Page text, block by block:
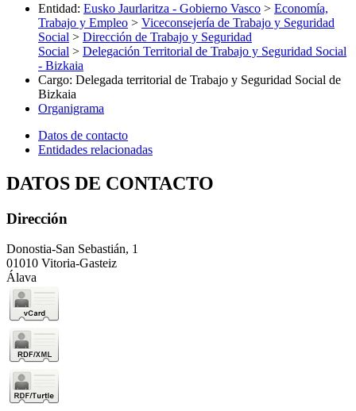
Entidad: Eusko Jaurlaritza - Gobierno Vasco > Economía,
Trabajo y Empleo > Viceconsejería de Trabajo y Seguridad
Social > Dirección de Trabajo y Seguridad
Social > Delegación Territorial de Trabajo y Seguridad Social
- Bizkaia
Cargo: Delegada territorial de Trabajo y Seguridad Social de
Bizkaia
Organigrama
Datos de contacto
Entidades relacionadas
DATOS DE CONTACTO
Dirección
Donostia-San Sebastián, 1
01010 Vitoria-Gasteiz
Álava